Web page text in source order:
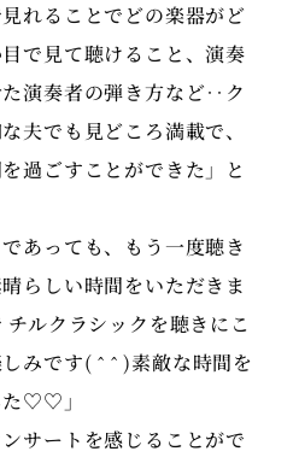
れることでどの楽器がど
で見て聴けること、演奏
演奏者の弾き方など‥ク
夫でも見どころ満載で、
過ごすことができた」と
あっても、もう一度聴き
らしい時間をいただきま
ルクラシックを聴きにこ
みです( ˆ ˆ )素敵な時間を
た♡♡」
サートを感じることがで